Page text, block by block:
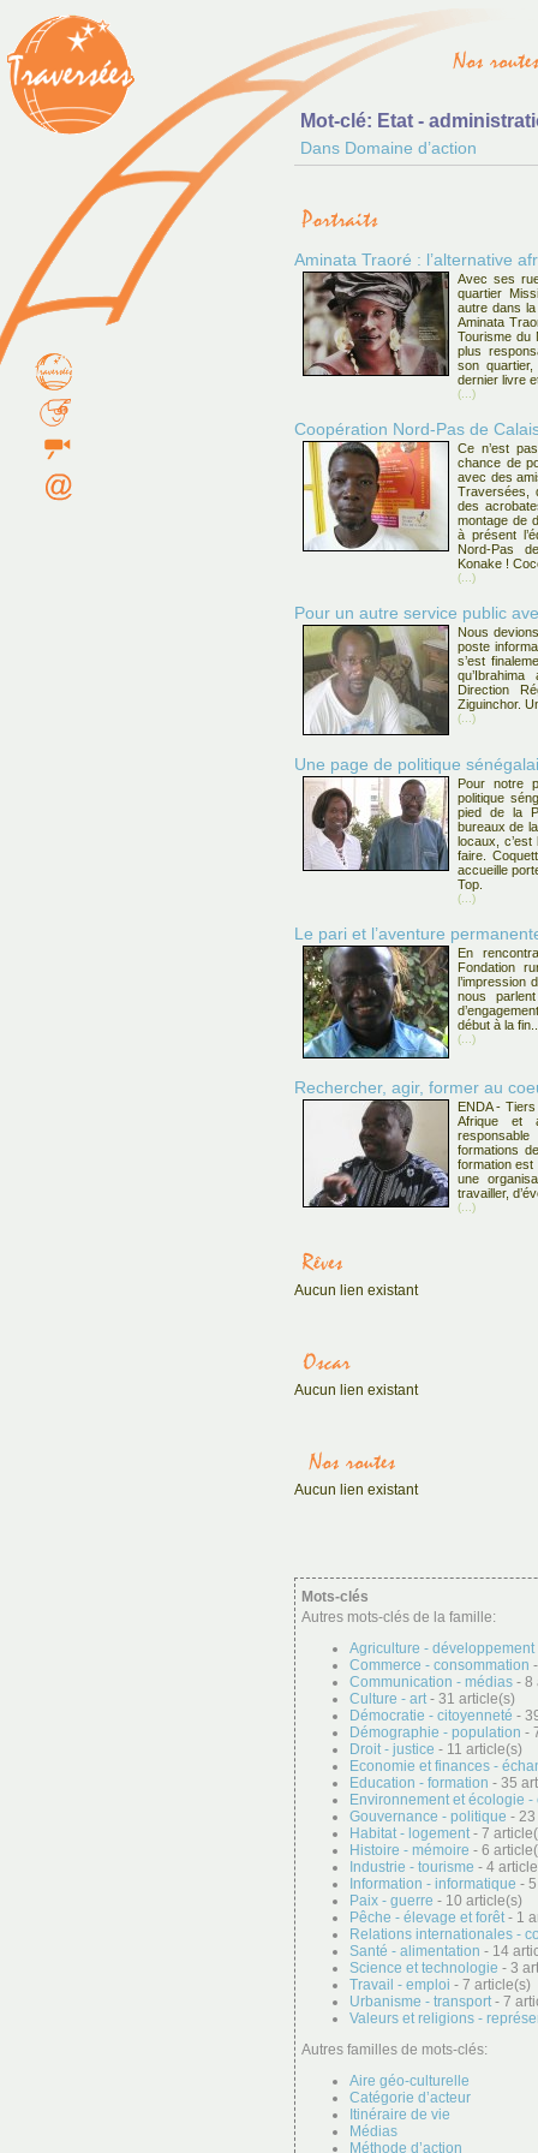
Mot-clé: Etat -
Dans Domaine d’action
Aminata Traoré : l’alternative
Avec ses
quartier
autre dans
Aminata
Tourisme du
plus
son
dernier livre
(...)
Coopération Nord-Pas de
Ce n’est
chance de
avec des
Traversées,
des
montage de
à présent
Nord-Pas
Konake !
(...)
Pour un autre service public
Nous
poste
s’est
Direction
Ziguinchor.
(...)
Une page de politique
Pour notre
politique
pied de la
bureaux de
locaux,
faire.
accueille
Top.
(...)
Le pari et l’aventure
En
Fondation
l’impression
nous
début à la
(...)
Rechercher, agir, former au
ENDA -
Afrique et
formations
formation est
une
travailler,
(...)
Aucun lien existant
Aucun lien existant
Aucun lien existant
Mots-clés
Autres mots-clés de la famille:
Agriculture - développement
Commerce - consommation
Communication - médias - 8
Culture - art- 31 article(s)
Démocratie - citoyenneté -
Démographie - population -
Droit - justice - 11 article(s)
Economie et finances -
Education - formation - 35
Environnement et écologie -
Gouvernance - politique -
Habitat - logement- 7
Histoire - mémoire - 6
Industrie - tourisme - 4
Information - informatique -
Paix - guerre - 10 article(s)
Pêche - élevage et forêt- 1
Relations internationales -
Santé - alimentation - 14
Science et technologie - 3
Travail - emploi - 7 article(s)
Urbanisme - transport- 7
Valeurs et religions -
Autres familles de mots-clés:
Aire géo-culturelle
Catégorie d’acteur
Itinéraire de vie
Médias
Méthode d’action